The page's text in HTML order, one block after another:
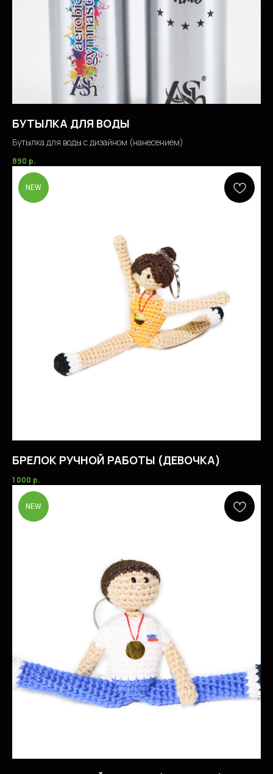
БУТЫЛКА ДЛЯ ВОДЫ
Бутылка для воды с дизайном (нанесением)
890 р.
NEW
БРЕЛОК РУЧНОЙ РАБОТЫ (ДЕВОЧКА)
1 000 р.
NEW
ОКАЗЫВАЕМ УСЛУГИ
ДЛЯ СПОРТСМЕНОВ